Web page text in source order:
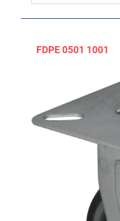
FDPE 0501 1001